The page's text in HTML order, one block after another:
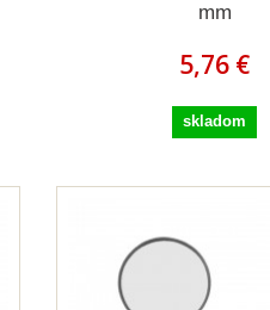
mm
5,76 €
skladom